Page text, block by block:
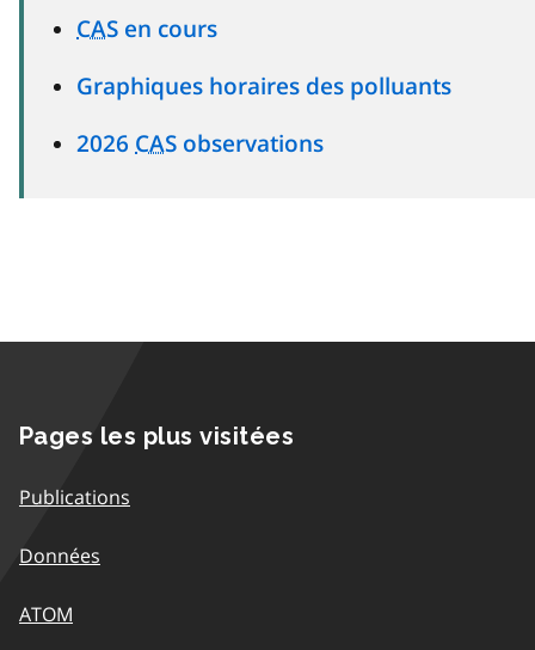
CAS en cours
Graphiques horaires des polluants
2026 CAS observations
Pages les plus visitées
Publications
Données
ATOM